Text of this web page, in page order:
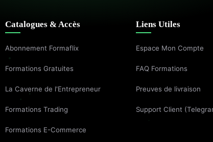
Catalogues & Accès
Abonnement Formaflix
Formations Gratuites
La Caverne de l'Entrepreneur
Formations Trading
Formations E-Commerce
Liens Utiles
Espace Mon Compte
FAQ Formations
Preuves de livraison
Support Client